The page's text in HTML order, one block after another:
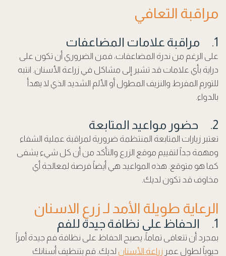
مراقبة التعافي
1. مراقبة علامات المضاعفات
على الرغم من ندرة المضاعفات، فمن الضروري أن تكون على
دراية بأي علامات قد تشير إلى مشاكل في زراعة الأسنان. انتبه
للتورم المفرط والنزيف المطول أو الألم الشديد الذي لا يهدأ
بالدواء.
2. حضور مواعيد المتابعة
تعتبر زيارات المتابعة المنتظمة ضرورية لمراقبة عملية الشفاء
ومهمة جداً لتقييم موقع الزرع والتأكد من أن كل شيء يشفى
كما هو متوقع. هذه المواعيد هي أيضاً فرصة لمعالجة أي
مخاوف قد تكون لديك.
الرعاية طويلة الأمد لـ زرع الاسنان
1. الحفاظ على نظافة جيدة للفم
بمجرد أن تتعافى تماماً، يصبح الحفاظ على نظافة فم جيدة أمراً
حيوياً لطول عمر زراعة الأسنان لديك. قم بتنظيف أسنانك